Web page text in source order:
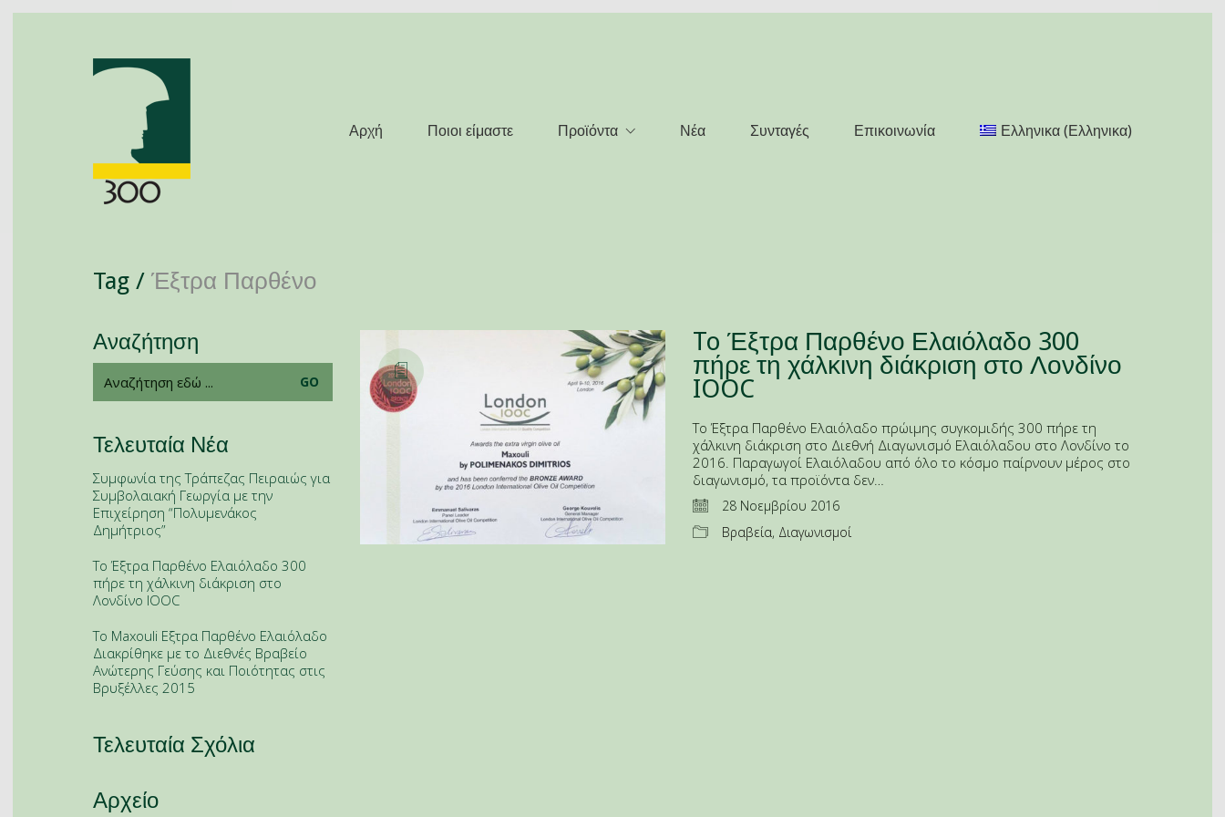
Αρχή Ποιοι είμαστε Προϊόντα Νέα Συνταγές Επικοινωνία Ελληνικα (Ελληνικα)
Tag / Έξτρα Παρθένο
To Έξτρα Παρθένο Ελαιόλαδο 300
πήρε τη χάλκινη διάκριση στο Λονδίνο
IOOC
Το Έξτρα Παρθένο Ελαιόλαδο πρώιμης συγκομιδής 300 πήρε τη
χάλκινη διάκριση στο Διεθνή Διαγωνισμό Ελαιόλαδου στο Λονδίνο το
2016. Παραγωγοί Ελαιόλαδου από όλο το κόσμο παίρνουν μέρος στο
διαγωνισμό, τα προϊόντα δεν…
28 Νοεμβρίου 2016
Βραβεία, Διαγωνισμοί
Αναζήτηση
Τελευταία Νέα
Συμφωνία της Τράπεζας Πειραιώς για
Συμβολαιακή Γεωργία με την
Επιχείρηση “Πολυμενάκος
Δημήτριος”
To Έξτρα Παρθένο Ελαιόλαδο 300
πήρε τη χάλκινη διάκριση στο
Λονδίνο IOOC
Το Maxouli Εξτρα Παρθένο Ελαιόλαδο
Διακρίθηκε με το Διεθνές Βραβείο
Ανώτερης Γεύσης και Ποιότητας στις
Βρυξέλλες 2015
Τελευταία Σχόλια
Αρχείο